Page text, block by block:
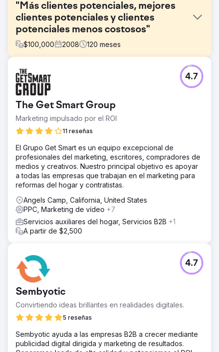
"Más clientes potenciales, mejores
clientes potenciales y clientes
potenciales menos costosos"
$100,000 2008 120 meses
El reto
Bluepay, un procesador de tarjetas de crédito líder,
contrató a Straight North para hacer crecer su negocio
generando más clientes potenciales a través de su sitio
web.
La solución
Straight North y BluePay se asociaron durante 10 años en
años, BluePay se convirtió en una autoridad en línea en la
industria de las tarjetas de crédito y generó más de
100.000 clientes potenciales validados a través de su
sitio web.
Después de lograr un importante crecimiento interanual
de los ingresos durante la asociación de 10 años,
BluePay se vendió a una empresa Fortune 500. El CMO
de BluePay proporcionó la siguiente cita: "El programa de
potenciales menos costosos. Estamos muy satisfechos".
The Get Smart Group
Marketing impulsado por el ROI
11 reseñas
4.7
El Grupo Get Smart es un equipo excepcional de
profesionales del marketing, escritores, compradores de
medios y creativos. Nuestro principal objetivo es apoyar
a todas las empresas que trabajan en el marketing para
reformas del hogar y contratistas.
Angels Camp, California, United States
PPC, Marketing de vídeo +7
Servicios auxiliares del hogar, Servicios B2B +1
A partir de $2,500
Sembyotic
Convirtiendo ideas brillantes en realidades digitales.
5 reseñas
4.7
Sembyotic ayuda a las empresas B2B a crecer mediante
publicidad digital dirigida y marketing de resultados.